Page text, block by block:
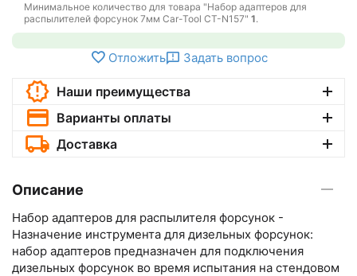
Минимальное количество для товара "Набор адаптеров для
распылителей форсунок 7мм Car-Tool CT-N157" 1.
Отложить Задать вопрос
Наши преимущества
Варианты оплаты
Доставка
Описание
Набор адаптеров для распылителя форсунок -
Назначение инструмента для дизельных форсунок:
набор адаптеров предназначен для подключения
дизельных форсунок во время испытания на стендовом